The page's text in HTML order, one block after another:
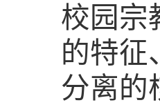
校园宗
的特征
分离的